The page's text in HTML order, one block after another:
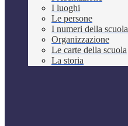
I luoghi
Le persone
I numeri della scuola
Organizzazione
Le carte della scuola
La storia